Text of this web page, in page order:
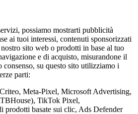
possiamo mostrarti pubblicità
ai tuoi interessi, contenuti sponsorizzati
sito web o prodotti in base al tuo
e di acquisto, misurandone il
consenso, su questo sito utilizziamo i
parti:
Meta-Pixel, Microsoft Advertising,
TikTok Pixel,
prodotti basate sui clic, Ads Defender